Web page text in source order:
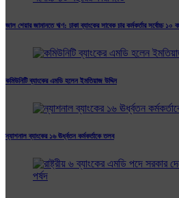
জাল শেয়ার জামানতে ঋণ: ঢাকা ব্যাংকের সাবেক চার কর্মকর্তার সর্বোচ্চ ১০
কমিউনিটি ব্যাংকের এমডি হলেন ইমতিয়াজ উদ্দিন
ন্যাশনাল ব্যাংকের ১৬ ঊর্ধ্বতন কর্মকর্তাকে তলব